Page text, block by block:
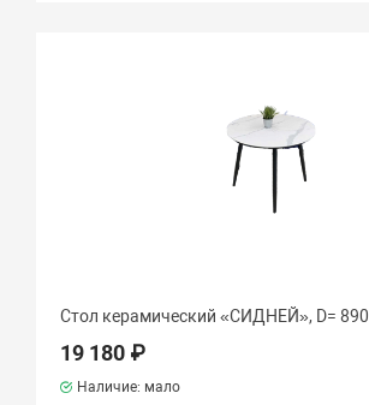
Стол керамический «СИДНЕЙ», D= 890
19 180 ₽
Наличие: мало